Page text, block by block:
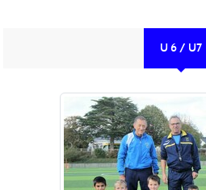
U 6 / U7